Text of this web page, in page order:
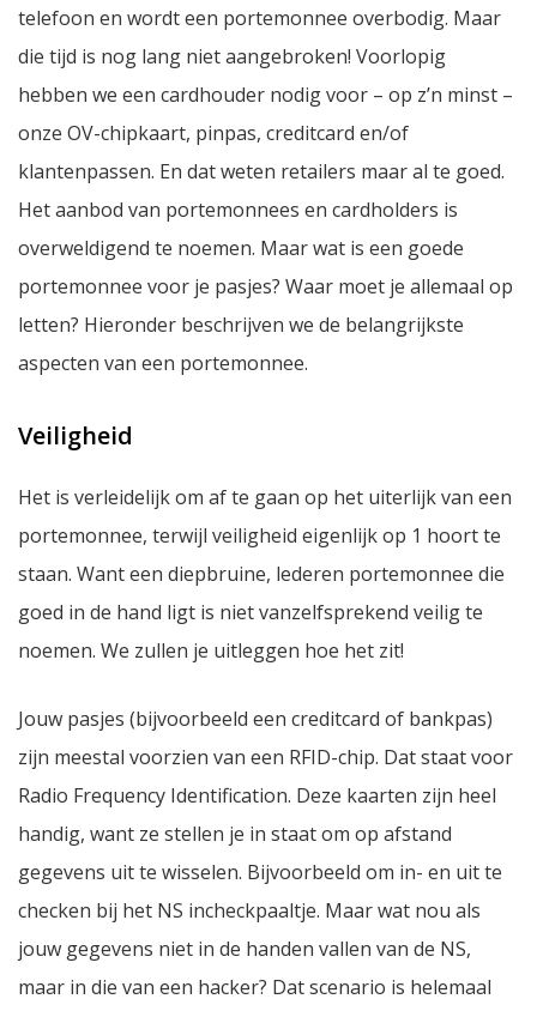
telefoon en wordt een portemonnee overbodig. Maar
die tijd is nog lang niet aangebroken! Voorlopig
hebben we een cardhouder nodig voor – op z’n minst –
onze OV-chipkaart, pinpas, creditcard en/of
klantenpassen. En dat weten retailers maar al te goed.
Het aanbod van portemonnees en cardholders is
overweldigend te noemen. Maar wat is een goede
portemonnee voor je pasjes? Waar moet je allemaal op
letten? Hieronder beschrijven we de belangrijkste
aspecten van een portemonnee.
Veiligheid
Het is verleidelijk om af te gaan op het uiterlijk van een
portemonnee, terwijl veiligheid eigenlijk op 1 hoort te
staan. Want een diepbruine, lederen portemonnee die
goed in de hand ligt is niet vanzelfsprekend veiligte
noemen. We zullen je uitleggen hoe het zit!
Jouw pasjes (bijvoorbeeld een creditcard of bankpas)
zijn meestal voorzien van een RFID-chip. Dat staat voor
Radio Frequency Identification. Deze kaarten zijn heel
handig, want ze stellen je in staat om op afstand
gegevens uit te wisselen. Bijvoorbeeld om in- en uit te
checken bij het NS incheckpaaltje. Maar wat nou als
jouw gegevens niet in de handen vallen van de NS,
maar in die van een hacker? Dat scenario is helemaal